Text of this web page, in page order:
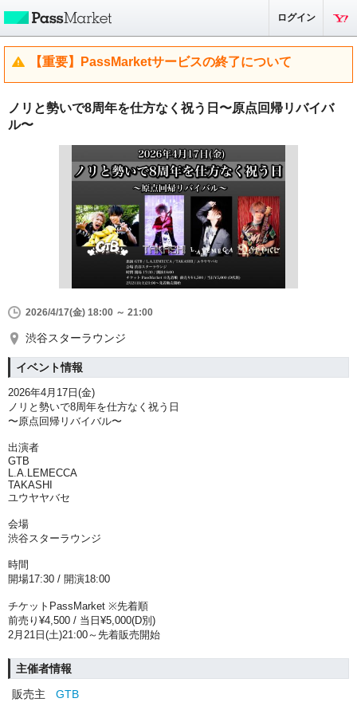
ログイン
【重要】PassMarketサービスの終了について
ノリと勢いで8周年を仕方なく祝う日〜原点回帰リバイバ
ル〜
2026/4/17(金) 18:00 ～ 21:00
渋谷スターラウンジ
イベント情報
2026年4月17日(金)
ノリと勢いで8周年を仕方なく祝う日
〜原点回帰リバイバル〜
出演者
GTB
L.A.LEMECCA
TAKASHI
ユウヤヤバセ
会場
渋谷スターラウンジ
時間
開場17:30 / 開演18:00
チケットPassMarket ※先着順
前売り¥4,500 / 当日¥5,000(D別)
2月 21 日 (土)21:00～先着販売開始
主催者情報
販売主
GTB